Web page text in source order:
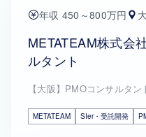
年収 450～800万円
METATEAM株式会
ルタント
【大阪】PMOコンサルタン
METATEAM SIer・受託開発